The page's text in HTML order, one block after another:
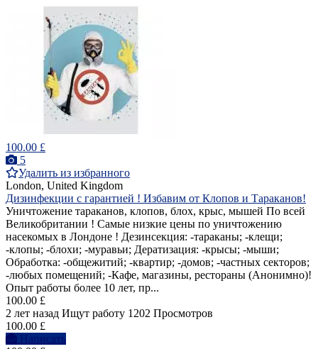
100.00 £
5
Удалить из избранного
London, United Kingdom
Дизинфекции с гарантией ! Избавим от Клопов и Тараканов!
Уничтожение тараканов, клопов, блох, крыс, мышей По всей
Великобритании ! Самые низкие цены по уничтожению
насекомых в Лондоне ! Дезинсекция: -тараканы; -клещи;
-клопы; -блохи; -муравьи; Дератизация: -крысы; -мыши;
Обработка: -общежитий; -квартир; -домов; -частных секторов;
-любых помещений; -Кафе, магазины, рестораны (Анонимно)!
Опыт работы более 10 лет, пр...
100.00 £
2 лет назад Ищут работу 1202 Просмотров
100.00 £
Написать